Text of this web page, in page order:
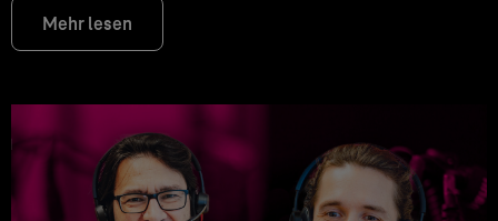
Mehr lesen